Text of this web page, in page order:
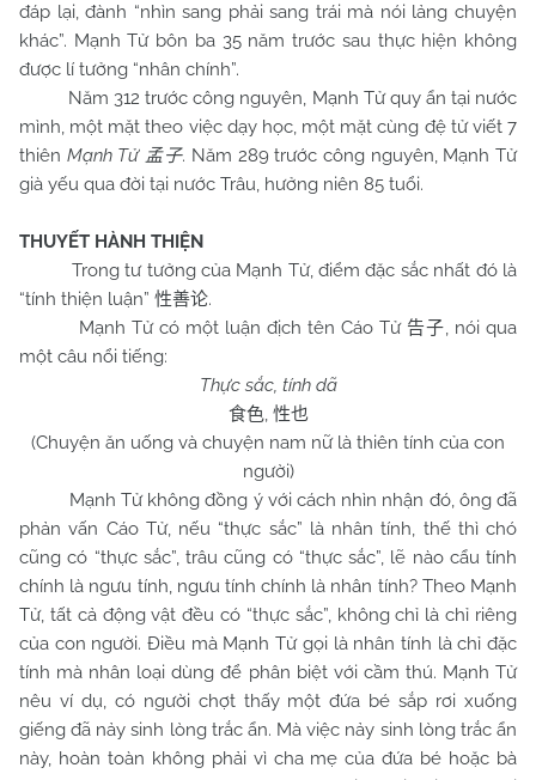
đáp lại, đành “nhìn sang phải sang trái mà nói lảng chuyện
khác”. Mạnh Tử bôn ba 35 năm trước sau thực hiện không
được lí tưởng “nhân chính”.
Năm 312 trước công nguyên, Mạnh Tử quy ẩn tại nước
mình, một mặt theo việc dạy học, một mặt cùng đệ tử viết 7
thiên Mạnh Tử 孟子. Năm 289 trước công nguyên, Mạnh Tử
già yếu qua đời tại nước Trâu, hưởng niên 85 tuổi.
THUYẾT HÀNH THIỆN
Trong tư tưởng của Mạnh Tử, điểm đặc sắc nhất đó là
“tính thiện luận” 性善论.
Mạnh Tử có một luận địch tên Cáo Tử 告子, nói qua
một câu nổi tiếng:
Thực sắc, tính dã
食色, 性也
(Chuyện ăn uống và chuyện nam nữ là thiên tính của con
người)
Mạnh Tử không đồng ý với cách nhìn nhận đó, ông đã
phản vấn Cáo Tử, nếu “thực sắc” là nhân tính, thế thì chó
cũng có “thực sắc”, trâu cũng có “thực sắc”, lẽ nào cẩu tính
chính là ngưu tính, ngưu tính chính là nhân tính? Theo Mạnh
Tử, tất cả động vật đều có “thực sắc”, không chỉ là chỉ riêng
của con người. Điều mà Mạnh Tử gọi là nhân tính là chỉ đặc
tính mà nhân loại dùng để phân biệt với cầm thú. Mạnh Tử
nêu ví dụ, có người chợt thấy một đứa bé sắp rơi xuống
giếng đã nảy sinh lòng trắc ẩn. Mà việc nảy sinh lòng trắc ẩn
này, hoàn toàn không phải vì cha mẹ của đứa bé hoặc bà